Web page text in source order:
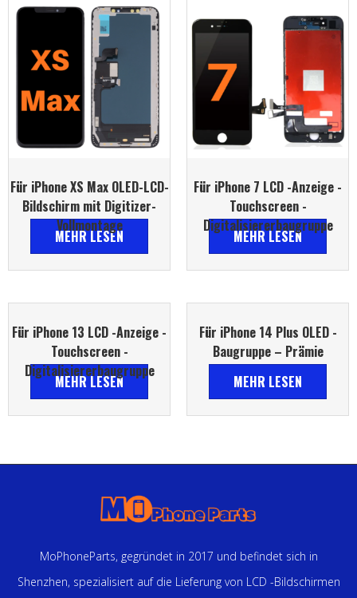
Für iPhone XS Max OLED-LCD-
Bildschirm mit Digitizer-
Vollmontage
MEHR LESEN
Für iPhone 7 LCD -Anzeige -
Touchscreen -
Digitalisiererbaugruppe
MEHR LESEN
Für iPhone 13 LCD -Anzeige -
Touchscreen -
Digitalisiererbaugruppe
MEHR LESEN
Für iPhone 14 Plus OLED -
Baugruppe – Prämie
MEHR LESEN
MoPhoneParts, gegründet in 2017 und befindet sich in
Shenzhen, spezialisiert auf die Lieferung von LCD -Bildschirmen